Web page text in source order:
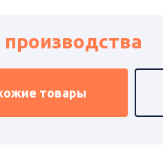
производства
товары